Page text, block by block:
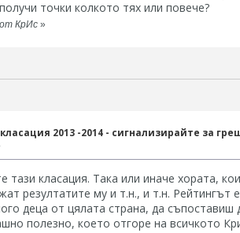
точки колкото тях или повече?
КрИс»
2013 -2014 - сигнализирайте за
тази класация. Така или иначе хората,
резултатите му и т.н., и т.н.
деца от цялата страна, да
полезно, което отгоре на всичкото